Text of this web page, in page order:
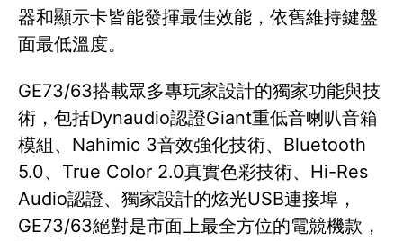
器和顯示卡皆能發揮最佳效能，依舊維持鍵盤
面最低溫度。
GE73/63搭載眾多專玩家設計的獨家功能與技
術，包括Dynaudio認證Giant重低音喇叭音箱
模組、Nahimic 3音效強化技術、Bluetooth
5.0、True Color 2.0真實色彩技術、Hi-Res
Audio認證、獨家設計的炫光USB連接埠，
GE73/63絕對是市面上最全方位的電競機款，